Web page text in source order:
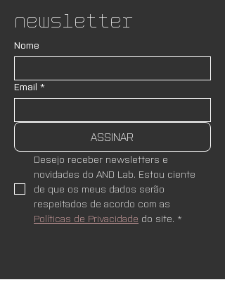
Newsletter
Nome
Email *
ASSINAR
Desejo receber newsletters e
novidades do AND Lab. Estou ciente
de que os meus dados serão
Políticas de Privacidade do site. *